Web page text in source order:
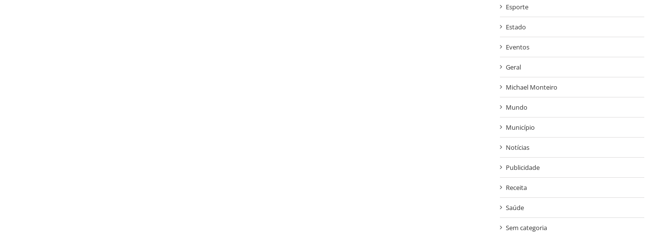
Esporte
Estado
Eventos
Geral
Michael Monteiro
Mundo
Município
Notícias
Publicidade
Receita
Saúde
Sem categoria